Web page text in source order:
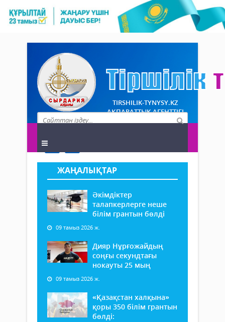
TIRSHILIK-TYNYSY.KZ
АҚПАРАТТЫҚ АГЕНТТІГІ
ЖАҢАЛЫҚТАР
Әкімдіктер
талапкерлерге неше
білім грантын бөлді
09 тамыз 2026 ж.
Дияр Нұрғожайдың
соңғы секундтағы
нокауты 25 мың
09 тамыз 2026 ж.
«Қазақстан халқына»
қоры 350 білім грантын
бөлді: